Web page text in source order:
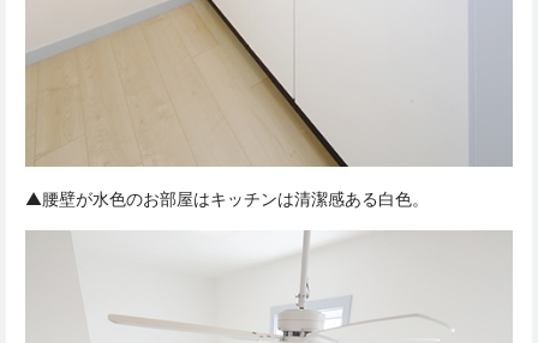
▲腰壁が水色のお部屋はキッチンは清潔感ある白色。